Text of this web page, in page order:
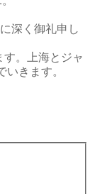
深く御礼申し
。上海とジャ
きます。